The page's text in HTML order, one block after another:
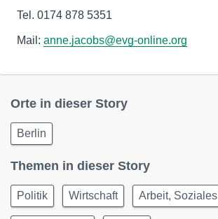
Tel. 0174 878 5351
Mail: anne.jacobs@evg-online.org
Orte in dieser Story
Berlin
Themen in dieser Story
Politik Wirtschaft Arbeit, Soziales